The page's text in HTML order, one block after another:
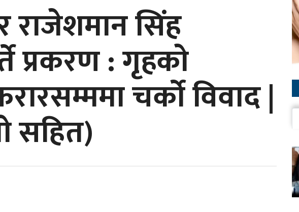
राजेशमान सिंह
प्रकरण : गृहकाे
चर्को विवाद |
सहित)